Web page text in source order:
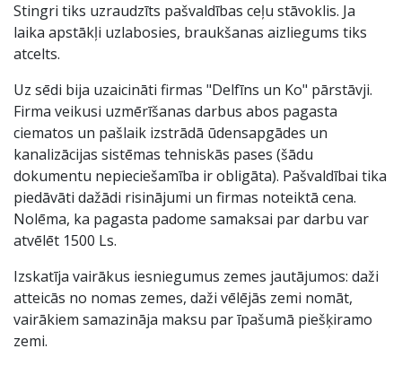
Stingri tiks uzraudzīts pašvaldības ceļu stāvoklis. Ja
laika apstākļi uzlabosies, braukšanas aizliegums tiks
atcelts.
Uz sēdi bija uzaicināti firmas "Delfīns un Ko" pārstāvji.
Firma veikusi uzmērīšanas darbus abos pagasta
ciematos un pašlaik izstrādā ūdensapgādes un
kanalizācijas sistēmas tehniskās pases (šādu
dokumentu nepieciešamība ir obligāta). Pašvaldībai tika
piedāvāti dažādi risinājumi un firmas noteiktā cena.
Nolēma, ka pagasta padome samaksai par darbu var
atvēlēt 1500 Ls.
Izskatīja vairākus iesniegumus zemes jautājumos: daži
atteicās no nomas zemes, daži vēlējās zemi nomāt,
vairākiem samazināja maksu par īpašumā piešķiramo
zemi.